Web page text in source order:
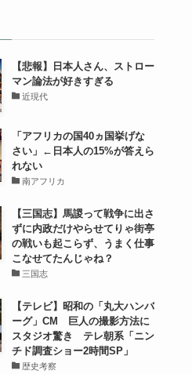
【悲報】日本人さん、ストロー
マン論法が好きすぎる
近現代
「アフリカの国40ヵ国挙げな
さい」←日本人の15%が答えら
れない
南アフリカ
【三国志】馬謖って戦争に出さ
ずに内政だけやらせてりゃ街亭
の戦いも起こらず、うまく仕事
こなせてたんじゃね？
三国志
【テレビ】昭和の「丸大ハンバ
ーグ」CM 巨人の撮影方法に
スタジオ驚き テレ朝系「ニン
チド調査ショー2時間SP」
歴史考察